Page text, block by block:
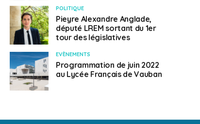
POLITIQUE
Pieyre Alexandre Anglade,
député LREM sortant du 1er
tour des législatives
EVÈNEMENTS
Programmation de juin 2022
au Lycée Français de Vauban